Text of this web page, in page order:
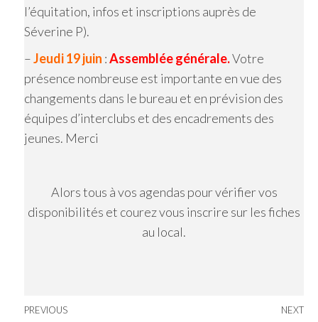
l’équitation, infos et inscriptions auprès de
Séverine P).
–Jeudi 19 juin :Assemblée générale.Votre
présence nombreuse est importante en vue des
changements dans le bureau et en prévision des
équipes d’interclubs et des encadrements des
jeunes. Merci
Alors tous à vos agendas pour vérifier vos
disponibilités et courez vous inscrire sur les fiches
au local.
Navigation
Previous
PREVIOUS NEXT